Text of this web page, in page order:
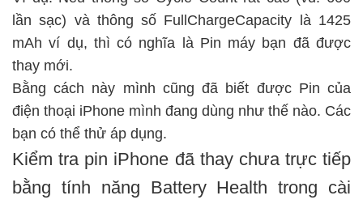
lần sạc) và thông số FullChargeCapacity là 1425
mAh ví dụ, thì có nghĩa là Pin máy bạn đã được
thay mới.
Bằng cách này mình cũng đã biết được Pin của
điện thoại iPhone mình đang dùng như thế nào. Các
bạn có thể thử áp dụng.
Kiểm tra pin iPhone đã thay chưa trực tiếp
bằng tính năng Battery Health trong cài